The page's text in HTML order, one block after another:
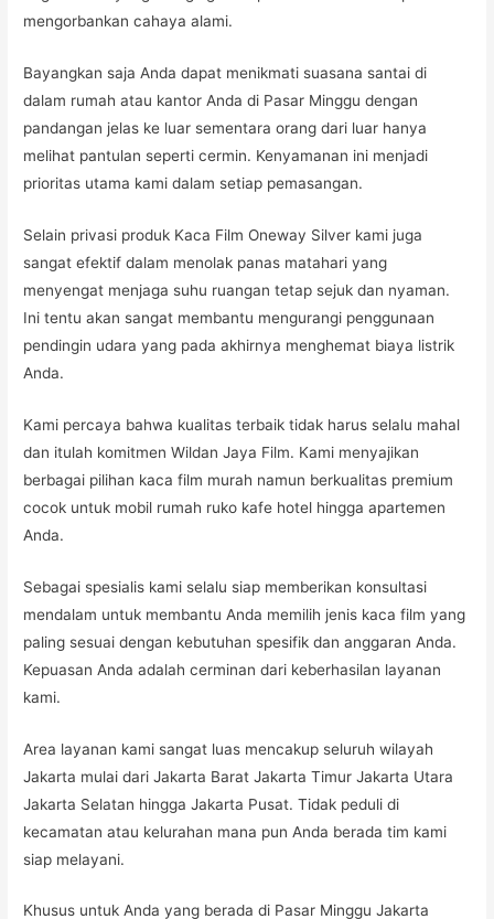
mengorbankan cahaya alami.
Bayangkan saja Anda dapat menikmati suasana santai di
dalam rumah atau kantor Anda di Pasar Minggu dengan
pandangan jelas ke luar sementara orang dari luar hanya
melihat pantulan seperti cermin. Kenyamanan ini menjadi
prioritas utama kami dalam setiap pemasangan.
Selain privasi produk Kaca Film Oneway Silver kami juga
sangat efektif dalam menolak panas matahari yang
menyengat menjaga suhu ruangan tetap sejuk dan nyaman.
Ini tentu akan sangat membantu mengurangi penggunaan
pendingin udara yang pada akhirnya menghemat biaya listrik
Anda.
Kami percaya bahwa kualitas terbaik tidak harus selalu mahal
dan itulah komitmen Wildan Jaya Film. Kami menyajikan
berbagai pilihan kaca film murah namun berkualitas premium
cocok untuk mobil rumah ruko kafe hotel hingga apartemen
Anda.
Sebagai spesialis kami selalu siap memberikan konsultasi
mendalam untuk membantu Anda memilih jenis kaca film yang
paling sesuai dengan kebutuhan spesifik dan anggaran Anda.
Kepuasan Anda adalah cerminan dari keberhasilan layanan
kami.
Area layanan kami sangat luas mencakup seluruh wilayah
Jakarta mulai dari Jakarta Barat Jakarta Timur Jakarta Utara
Jakarta Selatan hingga Jakarta Pusat. Tidak peduli di
kecamatan atau kelurahan mana pun Anda berada tim kami
siap melayani.
Khusus untuk Anda yang berada di Pasar Minggu Jakarta